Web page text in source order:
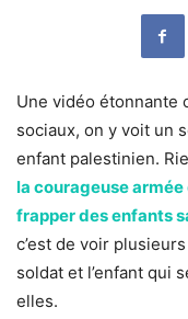
Une vidéo étonnante
sociaux, on y voit un
enfant palestinien.
la courageuse
frapper des enfants
c’est de voir
soldat et l’enfant qui
elles.